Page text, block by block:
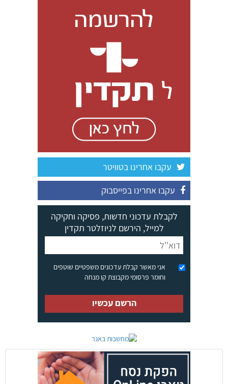
עקבו אחרינו בטוויטר
עקבו אחרינו בפייסבוק
לקבלת עדכוני חדשות, פסיקה וחקיקה
למייל, הירשם לניוזלטר תקדין
אני מאשר קבלת עדכונים משפטיים שוטפים
וחומר פרסומי מקבוצת קו מנחה
הרשם עכשיו